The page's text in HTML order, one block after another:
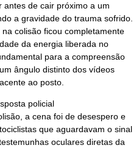
de cair próximo a um
a gravidade do trauma sofrido.
colisão ficou completamente
da energia liberada no
para a compreensão
ângulo distinto dos vídeos
ao posto.
policial
a cena foi de desespero e
que aguardavam o sinal
oculares diretas da